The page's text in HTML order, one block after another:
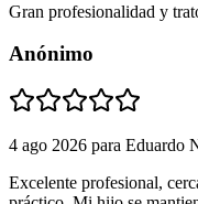
Gran profesionalidad y
Anónimo
4 ago 2026 para Eduardo
Excelente profesional,